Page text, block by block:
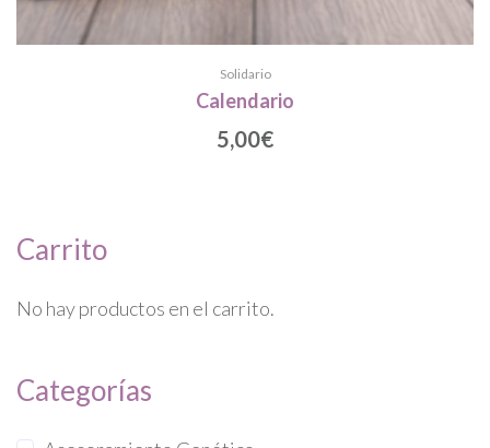
Solidario
Calendario
5,00€
Carrito
No hay productos en el carrito.
Categorías